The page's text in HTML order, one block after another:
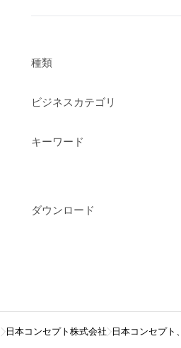
種類
ビジネスカテゴリ
キーワード
ダウンロード
日本コンセプト株式会社 日本コンセプト